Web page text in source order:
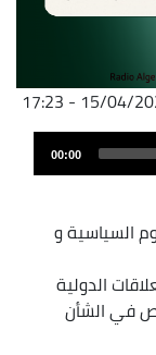
15/04/2026 -
00:00
السياسية و
الدولية
في الشأن